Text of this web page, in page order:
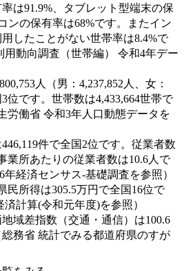
は91.9%、タブレット型端末の保
ンの保有率は68%です。またイン
したことがない世帯率は8.4%で
用動向調査（世帯編） 令和4年デー
人（男：4,237,852人、女：
位です。世帯数は4,433,664世帯で
労働省 令和3年人口動態データを
件で全国2位です。従業者数
業所あたりの従業者数は10.6人で
経済センサス‐基礎調査を参照）
民所得は305.5万円で全国16位で
計算(令和元年度)を参照）
域差指数（交通・通信）は100.6
務省 統計でみる都道府県のすが